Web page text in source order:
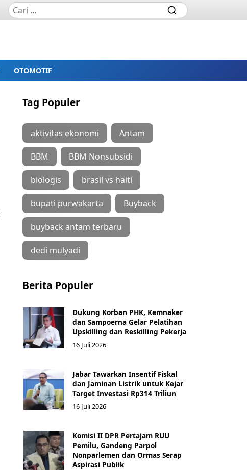
OTOMOTIF
Tag Populer
aktivitas ekonomi Antam
BBM BBM Nonsubsidi
biologis brasil vs haiti
bupati purwakarta Buyback
buyback antam terbaru
dedi mulyadi
Berita Populer
Dukung Korban PHK, Kemnaker
dan Sampoerna Gelar Pelatihan
Upskilling dan Reskilling Pekerja
16 Juli 2026
Jabar Tawarkan Insentif Fiskal
dan Jaminan Listrik untuk Kejar
Target Investasi Rp314 Triliun
16 Juli 2026
Komisi II DPR Pertajam RUU
Pemilu, Gandeng Parpol
Nonparlemen dan Ormas Serap
Aspirasi Publik